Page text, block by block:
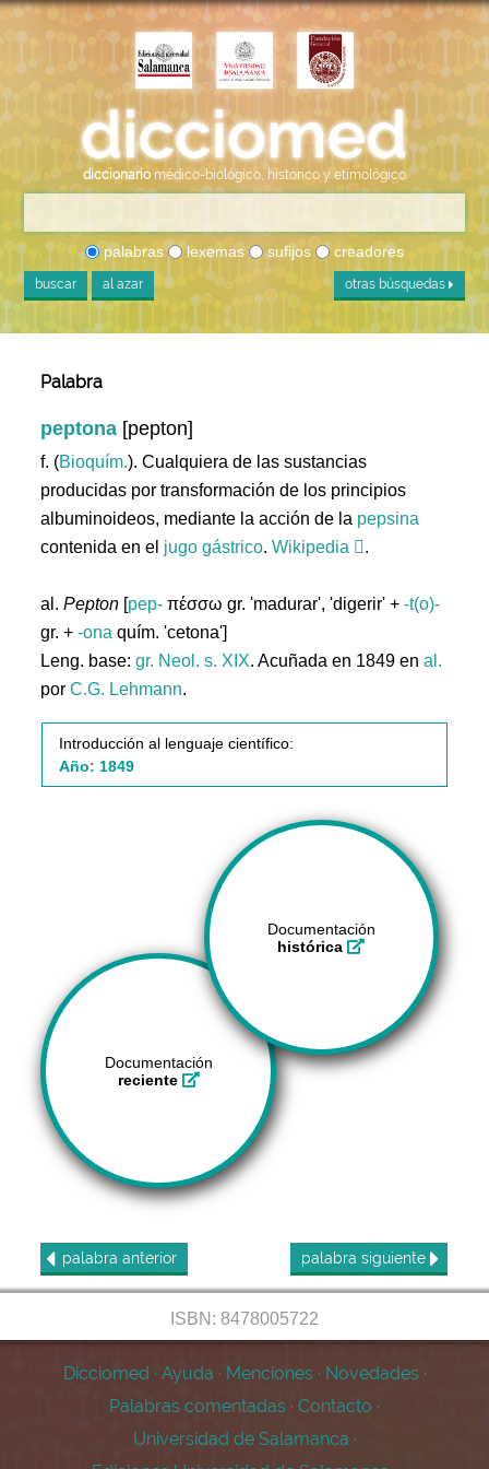
diccionario médico-biológico, histórico y etimológico
palabras lexemas sufijos creadores
buscar al azar otras búsquedas
Palabra
peptona [pepton]
f. (Bioquím.). Cualquiera de las sustancias
producidas por transformación de los principios
albuminoideos, mediante la acción de la pepsina
contenida en el jugo gástrico.Wikipedia .
al.Pepton [pep- πέσσω gr. 'madurar', 'digerir' +-t(o)-
gr. +-ona quím. 'cetona']
Leng. base:gr. Neol. s. XIX. Acuñada en 1849 enal.
porC.G. Lehmann.
Introducción al lenguaje científico:
Año: 1849
Documentación
histórica
Documentación
reciente
palabra anterior palabra siguiente
ISBN: 8478005722
Dicciomed · Ayuda · Menciones · Novedades ·
Palabras comentadas · Contacto ·
Universidad de Salamanca ·